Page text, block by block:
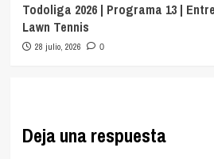
Todoliga 2026 | Programa 13 |
Lawn Tennis
28 julio, 2026 0
Deja una respuesta